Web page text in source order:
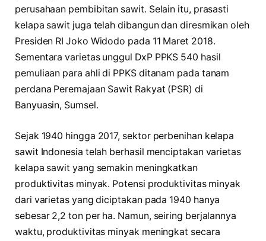
perusahaan pembibitan sawit. Selain itu, prasasti
kelapa sawit juga telah dibangun dan diresmikan oleh
Presiden RI Joko Widodo pada 11 Maret 2018.
Sementara varietas unggul DxP PPKS 540 hasil
pemuliaan para ahli di PPKS ditanam pada tanam
perdana Peremajaan Sawit Rakyat (PSR) di
Banyuasin, Sumsel.
Sejak 1940 hingga 2017, sektor perbenihan kelapa
sawit Indonesia telah berhasil menciptakan varietas
kelapa sawit yang semakin meningkatkan
produktivitas minyak. Potensi produktivitas minyak
dari varietas yang diciptakan pada 1940 hanya
sebesar 2,2 ton per ha. Namun, seiring berjalannya
waktu, produktivitas minyak meningkat secara